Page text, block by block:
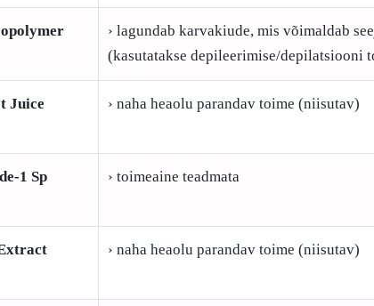
› lagundab karvakiude, mis võimaldab
(kasutatakse depileerimise/depilatsiooni
Juice
› naha heaolu parandav toime (niisutav)
1 Sp
› toimeaine teadmata
› naha heaolu parandav toime (niisutav)